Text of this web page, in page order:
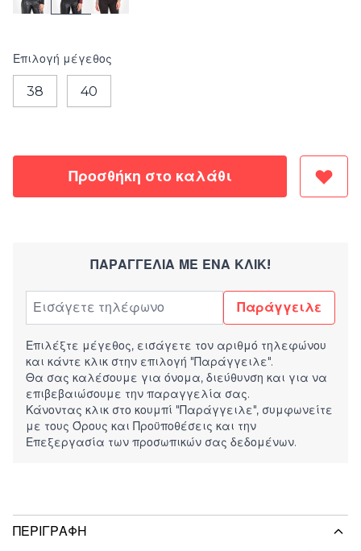
Επιλογή μέγεθος
38 40
Προσθήκη στο καλάθι
ΠΑΡΑΓΓΕΛΊΑ ΜΕ ΈΝΑ ΚΛΙΚ!
Παράγγειλε
Επιλέξτε μέγεθος, εισάγετε τον αριθμό τηλεφώνου
και κάντε κλικ στην επιλογή "Παράγγειλε".
Θα σας καλέσουμε για όνομα, διεύθυνση και για να
επιβεβαιώσουμε την παραγγελία σας.
Κάνοντας κλικ στο κουμπί "Παράγγειλε", συμφωνείτε
με τους Όρους και Προϋποθέσεις και την
Επεξεργασία των προσωπικών σας δεδομένων.
ΠΕΡΙΓΡΑΦΉ